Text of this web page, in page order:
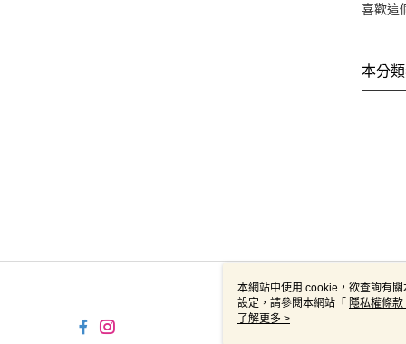
喜歡這
本分
本網站中使用 cookie，欲查詢有
設定，請參閱本網站「 隱私權條款
使用 cookie。
了解更多 >